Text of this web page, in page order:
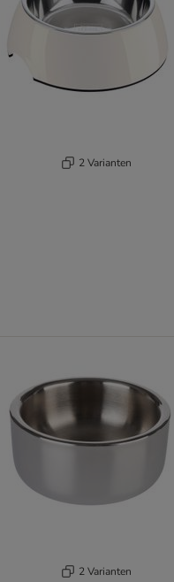
2 Varianten
2 Varianten